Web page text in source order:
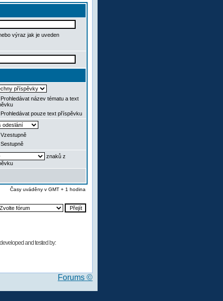
výraz jak je uveden
Prohledávat název tématu a text
Prohledávat pouze text příspěvku
Vzestupně
Sestupně
znaků z
Časy uváděny v GMT + 1 hodina
and tested by:
Forums ©